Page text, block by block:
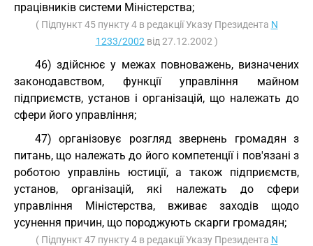
працівників системи Міністерства;
( Підпункт 45 пункту 4 в редакції Указу Президента N
1233/2002 від 27.12.2002 )
46) здійснює у межах повноважень, визначених
законодавством, функції управління майном
підприємств, установ і організацій, що належать до
сфери його управління;
47) організовує розгляд звернень громадян з
питань, що належать до його компетенції і пов'язані з
роботою управлінь юстиції, а також підприємств,
установ, організацій, які належать до сфери
управління Міністерства, вживає заходів щодо
усунення причин, що породжують скарги громадян;
( Підпункт 47 пункту 4 в редакції Указу Президента N